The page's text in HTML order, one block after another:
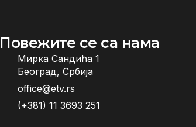
Повежите се са нама
Мирка Сандића 1
Београд, Србија
office@etv.rs
(+381) 11 3693 251